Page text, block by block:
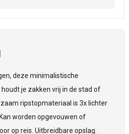
deze minimalistische
je zakken vrij in de stad of
ripstopmateriaal is 3x lichter
worden opgevouwen of
op reis. Uitbreidbare opslag.